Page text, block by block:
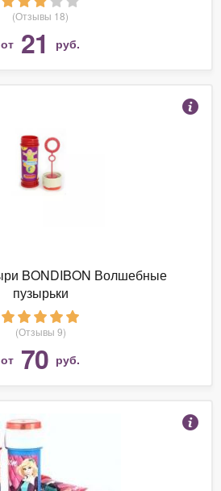
(Отзывы 18)
от 21 руб.
BONDIBON Волшебные
пузырьки
(Отзывы 9)
от 70 руб.